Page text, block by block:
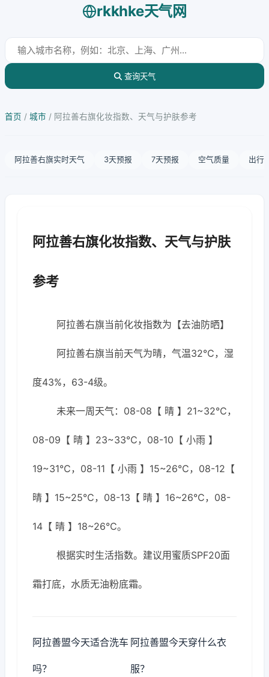
rkkhke天气网
查询天气
首页 / 城市 / 阿拉善右旗化妆指数、天气与护肤参考
阿拉善右旗实时天气 3天预报 7天预报 空气质量 出行
阿拉善右旗化妆指数、天气与护肤
参考
阿拉善右旗当前化妆指数为【去油防晒】
阿拉善右旗当前天气为晴，气温32℃，湿
度43%，63-4级。
未来一周天气：08-08【 晴 】21~32℃，
08-09【 晴 】23~33℃，08-10【 小雨 】
19~31℃，08-11【 小雨 】15~26℃，08-12【
晴 】15~25℃，08-13【 晴 】16~26℃，08-
14【 晴 】18~26℃。
根据实时生活指数。建议用蜜质SPF20面
霜打底，水质无油粉底霜。
阿拉善盟今天适合洗车
吗？
阿拉善盟今天穿什么衣
服？